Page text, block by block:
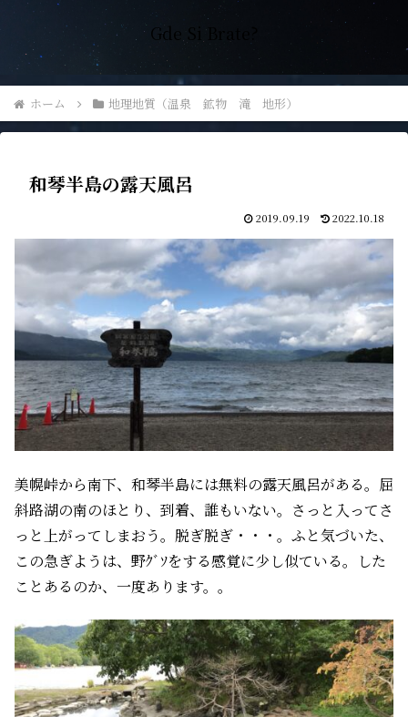
Gde Si Brate?
ホーム 地理地質（温泉 鉱物 滝 地形）
和琴半島の露天風呂
2019.09.19 2022.10.18
美幌峠から南下、和琴半島には無料の露天風呂がある。屈
斜路湖の南のほとり、到着、誰もいない。さっと入ってさ
っと上がってしまおう。脱ぎ脱ぎ・・・。ふと気づいた、
この急ぎようは、野ｸﾞｿをする感覚に少し似ている。した
ことあるのか、一度あります。。